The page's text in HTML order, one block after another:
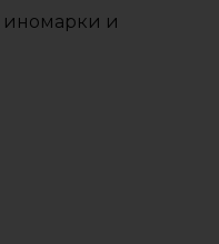
иномарки и